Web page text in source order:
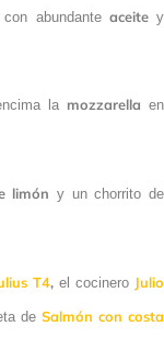
abundante aceitey
la mozzarella en
limón y un chorrito de
T4, el cocinero Julio
de Salmón con costa